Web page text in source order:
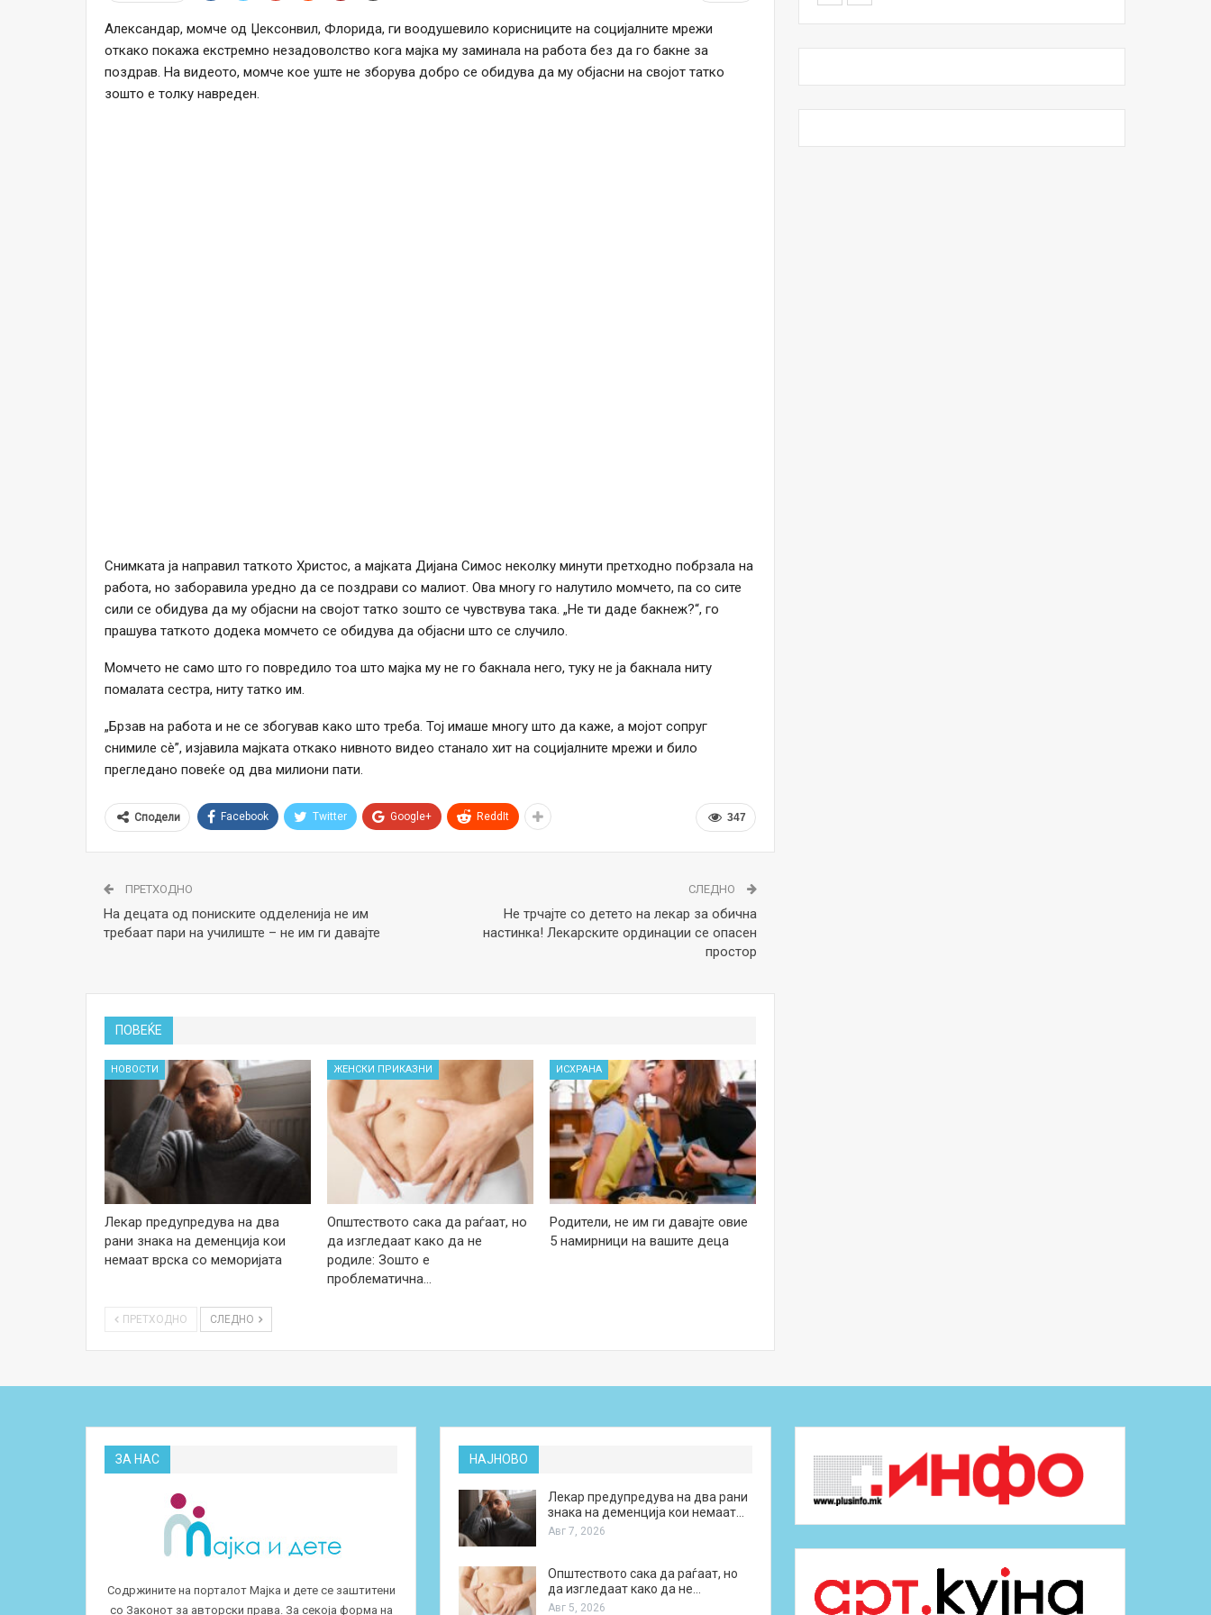
Александар, момче од Џексонвил, Флорида, ги воодушевило корисниците на социјалните мрежи
откако покажа екстремно незадоволство кога мајка му заминала на работа без да го бакне за
поздрав. На видеото, момче кое уште не зборува добро се обидува да му објасни на својот татко
зошто е толку навреден.
Снимката ја направил таткото Христос, а мајката Дијана Симос неколку минути претходно побрзала на
работа, но заборавила уредно да се поздрави со малиот. Ова многу го налутило момчето, па со сите
сили се обидува да му објасни на својот татко зошто се чувствува така. „Не ти даде бакнеж?“, го
прашува таткото додека момчето се обидува да објасни што се случило.
Момчето не само што го повредило тоа што мајка му не го бакнала него, туку не ја бакнала ниту
помалата сестра, ниту татко им.
„Брзав на работа и не се збогував како што треба. Тој имаше многу што да каже, а мојот сопруг
снимиле сè”, изјавила мајката откако нивното видео станало хит на социјалните мрежи и било
прегледано повеќе од два милиони пати.
347
Сподели Facebook Twitter Google+ ReddIt
ПРЕТХОДНО
На децата од пониските одделенија не им
требаат пари на училиште – не им ги давајте
СЛЕДНО
Не трчајте со детето на лекар за обична
настинка! Лекарските ординации се опасен
простор
ПОВЕЌЕ
НОВОСТИ
Лекар предупредува на два
рани знака на деменција кои
немаат врска со меморијата
ЖЕНСКИ ПРИКАЗНИ
Општеството сака да раѓаат, но
да изгледаат како да не
родиле: Зошто е
проблематична…
ИСХРАНА
Родители, не им ги давајте овие
5 намирници на вашите деца
ПРЕТХОДНО СЛЕДНО
ЗА НАС
Содржините на порталот Мајка и дете се заштитени
со Законот за авторски права. За секоја форма на
НАЈНОВО
Лекар предупредува на два рани
знака на деменција кои немаат…
Авг 7, 2026
Општеството сака да раѓаат, но
да изгледаат како да не…
Авг 5, 2026